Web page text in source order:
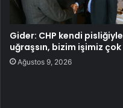
Gider: CHP kendi pisliğiyle
uğraşsın, bizim işimiz çok
Ağustos 9, 2026